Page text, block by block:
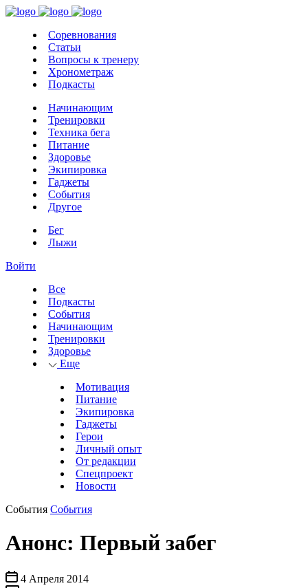
Соревнования
Статьи
Вопросы к тренеру
Хронометраж
Подкасты
Начинающим
Тренировки
Техника бега
Питание
Здоровье
Экипировка
Гаджеты
События
Другое
Бег
Лыжи
Войти
Все
Подкасты
События
Начинающим
Тренировки
Здоровье
Еще
Мотивация
Питание
Экипировка
Гаджеты
Герои
Личный опыт
От редакции
Спецпроект
Новости
События События
Анонс: Первый забег
4 Апреля 2014